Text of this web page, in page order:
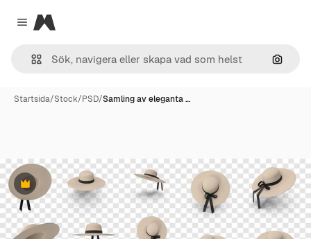
Close menu
Magnific
Sök
Startsida/Stock/PSD/Samling av eleganta …
Premie